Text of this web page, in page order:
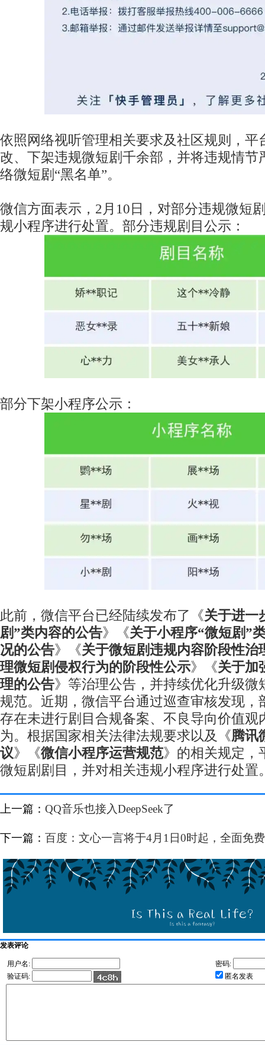
依照网络视听管理相关要求及社区规则，平
改、下架违规微短剧千余部，并将违规情节
络微短剧“黑名单”。
微信方面表示，2月10日，对部分违规微短
规小程序进行处置。部分违规剧目公示：
部分下架小程序公示：
此前，微信平台已经陆续发布了《关于进一
剧”类内容的公告》《关于小程序“微短剧”
况的公告》《关于微短剧违规内容阶段性治
理微短剧侵权行为的阶段性公示》《关于加
理的公告》等治理公告，并持续优化升级微
规范。近期，微信平台通过巡查审核发现，
存在未进行剧目合规备案、不良导向价值观
为。根据国家相关法律法规要求以及《腾讯
议》《微信小程序运营规范》的相关规定，
微短剧剧目，并对相关违规小程序进行处置
上一篇： QQ音乐也接入DeepSeek了
下一篇： 百度：文心一言将于4月1日0时起，全面免费
发表评论
用户名:
密码:
验证码:
匿名发表